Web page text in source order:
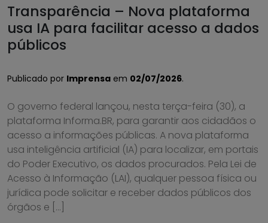
Transparência – Nova plataforma
usa IA para facilitar acesso a dados
públicos
Publicado por Imprensa em 02/07/2026.
O governo federal lançou, nesta terça-feira (30), a
plataforma Informa.BR, para garantir aos cidadãos o
acesso a informações públicas. A nova plataforma
usa inteligência artificial (IA) para localizar, em portais
do Poder Executivo, os dados procurados. Pela Lei de
Acesso à Informação (LAI), qualquer pessoa física ou
jurídica pode solicitar e receber dados públicos dos
órgãos e […]